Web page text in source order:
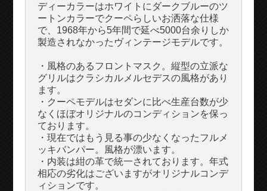
ディーカラーはホワイトにダークブルーのツ
ートンカラーでクーペらしいお洒落な仕様
で、1968年から5年間で延べ5000台余りしか
製造されなかったヴィンテージモデルです。
・風格のあるフロントマスク。縦型の立派な
グリルはクラシカルメルセデスの風格があり
ます。
・クーペモデルはセダンに比べ生産台数が少
なくほぼオリジナルのコンディションを保っ
ております。
・現在ではもう見る事の少なくなったフルメ
ッキバンパー。風格が漂います。
・内装は紺の革で統一されております。年式
相応の劣化はございますがオリジナルコンデ
ィションです。